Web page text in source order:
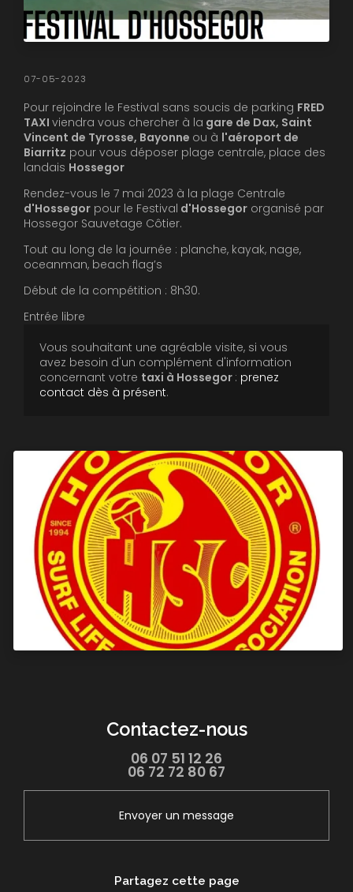
07-05-2023
Pour rejoindre le Festival sans soucis de parking FRED
TAXI viendra vous chercher à la gare de Dax, Saint
Vincent de Tyrosse, Bayonne ou à l'aéroport de
Biarritz pour vous déposer plage centrale, place des
landais Hossegor
Rendez-vous le 7 mai 2023 à la plage Centrale
d'Hossegor pour le Festival d'Hossegor organisé par
Hossegor Sauvetage Côtier.
Tout au long de la journée : planche, kayak, nage,
oceanman, beach flag’s
Début de la compétition : 8h30.
Entrée libre
Vous souhaitant une agréable visite, si vous
avez besoin d'un complément d'information
concernant votre taxi à Hossegor : prenez
contact dès à présent.
Contactez-nous
06 07 51 12 26
06 72 72 80 67
Envoyer un message
Partagez cette page